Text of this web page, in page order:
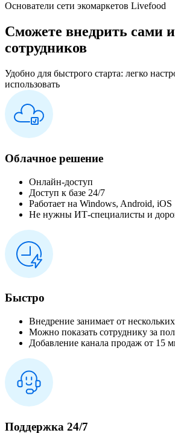
Основатели сети экомаркетов Livefood
Сможете внедрить сами
сотрудников
Удобно для быстрого старта: легко
использовать
Облачное решение
Онлайн-доступ
Доступ к базе 24/7
Работает на Windows, Android, iOS
Не нужны ИТ-специалисты и
Быстро
Внедрение занимает от
Можно показать сотруднику за
Добавление канала продаж от 15
Поддержка 24/7